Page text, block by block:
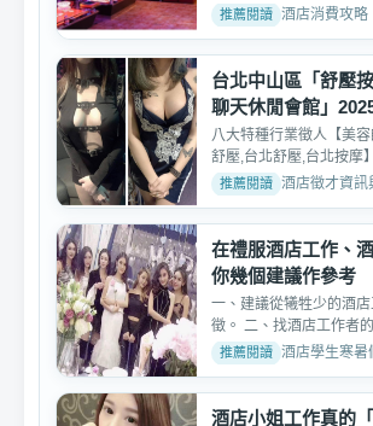
達妃麗、特蘭斯、威思...
酒店消費攻略
台北中山區「舒壓
聊天休閒會館」
作人員
八大特種行業徵人【美
舒壓,台北舒壓,台北按摩
公司、八大酒店、八...
酒店徵才資訊
在禮服酒店工作、
你幾個建議作參考
一、建議從犧牲少的酒
徵。 二、找酒店工作者
人見面了解面試需求-->...
酒店學生寒暑
酒店小姐工作真的